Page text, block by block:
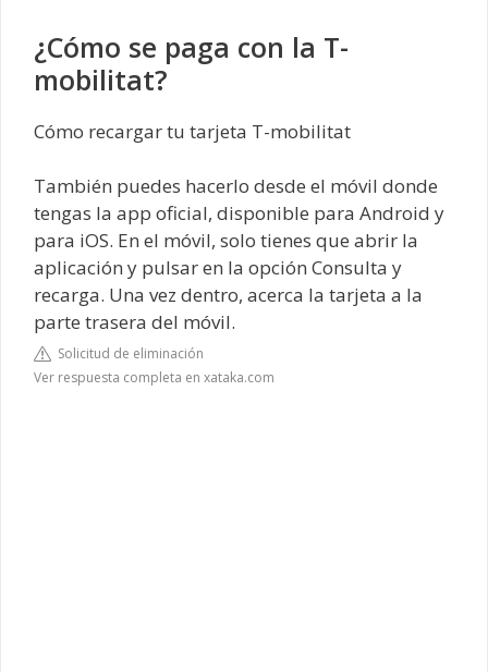
¿Cómo se paga con la T-
mobilitat?
Cómo recargar tu tarjeta T-mobilitat
También puedes hacerlo desde el móvil donde
tengas la app oficial, disponible para Android y
para iOS. En el móvil, solo tienes que abrir la
aplicación y pulsar en la opción Consulta y
recarga. Una vez dentro, acerca la tarjeta a la
parte trasera del móvil.
Solicitud de eliminación
Ver respuesta completa en xataka.com